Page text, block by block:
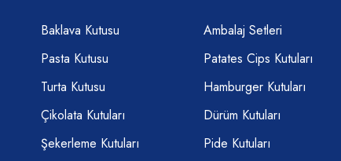
Baklava Kutusu
Pasta Kutusu
Turta Kutusu
Çikolata Kutuları
Şekerleme Kutuları
Ambalaj Setleri
Patates Cips Kutuları
Hamburger Kutuları
Dürüm Kutuları
Pide Kutuları